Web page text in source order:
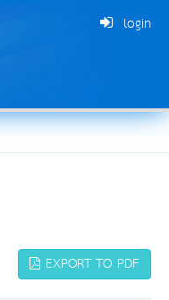
login
EXPORT TO PDF